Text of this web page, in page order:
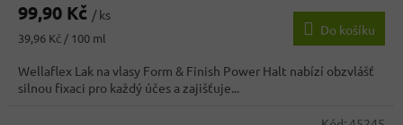
99,90 Kč / ks
Měrná
39,96 Kč / 100 ml
Do košíku
Wellaflex Lak na vlasy Form & Finish Power Halt nabízí obzvlášť
silnou fixaci pro každý účes a zajišťuje...